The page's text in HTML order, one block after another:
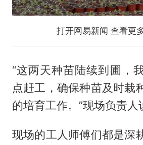
打开网易新闻 查看更
“这两天种苗陆续到圃，
点赶工，确保种苗及时栽
的培育工作。”现场负责人
现场的工人师傅们都是深